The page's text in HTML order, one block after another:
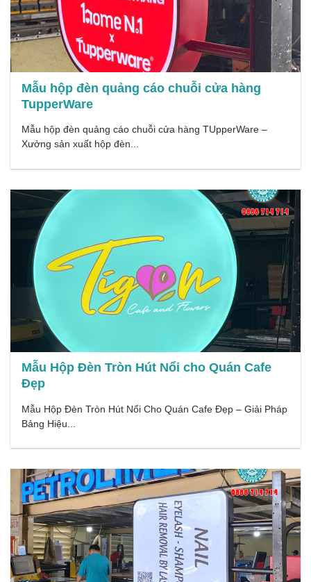
Mẫu hộp đèn quảng cáo chuỗi cửa hàng
TupperWare
Mẫu hộp đèn quảng cáo chuỗi cửa hàng TUpperWare –
Xưởng sản xuất hộp đèn...
Mẫu Hộp Đèn Tròn Hút Nổi cho Quán Cafe
Đẹp
Mẫu Hộp Đèn Tròn Hút Nổi Cho Quán Cafe Đẹp – Giải Pháp
Bảng Hiệu...